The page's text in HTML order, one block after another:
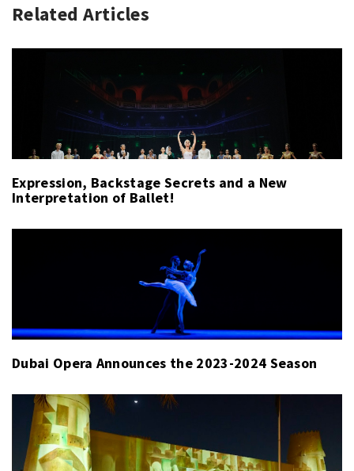
Related Articles
Expression, Backstage Secrets and a New
Interpretation of Ballet!
Dubai Opera Announces the 2023-2024 Season